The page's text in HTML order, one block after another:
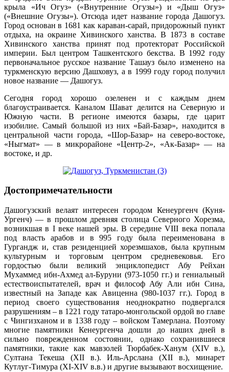
крыла «Ич Огуз» («Внутренние Огузы») и «Дыш Огуз»
(«Внешние Огузы»). Отсюда идет название города Дашогуз.
Город основан в 1681 как караван-сарай, придорожный пункт
отдыха, на окраине Хивинского ханства. В 1873 в составе
Хивинского ханства принят под протекторат Российской
империи. Был центром Ташкентского бекства. В 1992 году
первоначальное русское название Ташауз было изменено на
туркменскую версию Дашховуз, а в 1999 году город получил
новое название — Дашогуз.
Сегодня город хорошо озеленен и с каждым днем
благоустраивается. Каналом Шават делится на Северную и
Южную части. В регионе имеются базары, где царит
изобилие. Самый большой из них «Бай-Базар», находится в
центральной части города, «Шор-Базар» на северо-востоке,
«Ныгмат» — в микрорайоне «Центр-2», «Ак-Базар» — на
востоке, и др.
Достопримечательности
Дашогузский велаят интересен городом Кенеургенч (Куня-
Ургенч) — в прошлом древняя столица Северного Хорезма,
возникшая в I веке нашей эры. В середине VIII века попала
под власть арабов и в 995 году была переименована в
Гургандж и, став резиденцией хорезмшахов, была крупным
культурным и торговым центром средневековья. Его
гордостью были великий энциклопедист Абу Рейхан
Мухаммед ибн-Ахмед ал-Буруни (973-1050 гг.) и гениальный
естествоиспытателей, врач и философ Абу Али ибн Сина,
известный на Западе как Авиценна (980-1037 гг.). Город в
период своего существования неоднократно подвергался
разрушениям – в 1221 году татаро-монгольской ордой во главе
с Чингизханом и в 1338 году – войском Тамерлана. Поэтому
многие памятники Кенеургенча дошли до наших дней в
сильно поврежденном состоянии, однако сохранившиеся
памятники, такие как мавзолей Тюрбабек-Ханум (XIV в.),
Султана Текеша (XII в.). Иль-Арслана (XII в.), минарет
Кутлуг-Тимура (XI-XIV в.в.) и другие вызывают восхищение.